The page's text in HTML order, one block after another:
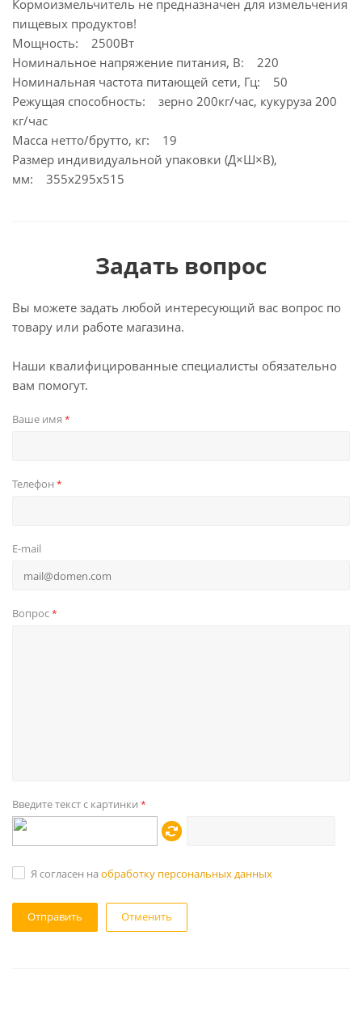
Кормоизмельчитель не предназначен для измельчения
пищевых продуктов!
Мощность: 2500Вт
Номинальное напряжение питания, В: 220
Номинальная частота питающей сети, Гц: 50
Режущая способность: зерно 200кг/час, кукуруза 200
кг/час
Масса нетто/брутто, кг: 19
Размер индивидуальной упаковки (Д×Ш×В),
мм: 355х295х515
Задать вопрос
Вы можете задать любой интересующий вас вопрос по
товару или работе магазина.
Наши квалифицированные специалисты обязательно
вам помогут.
Ваше имя *
Телефон *
E-mail
Вопрос*
Введите текст с картинки *
Я согласен на обработку персональных данных
Отменить